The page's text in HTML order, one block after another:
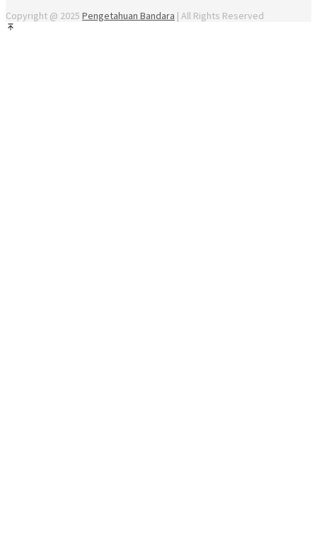
Copyright @ 2025 Pengetahuan Bandara | All Rights Reserved